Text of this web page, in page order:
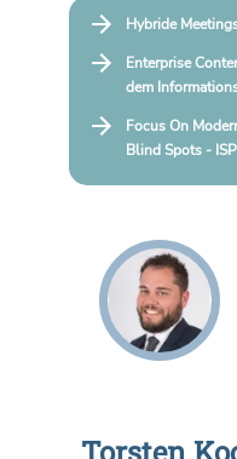
Hybride
Enterprise
dem
Focus On
Blind Spots -